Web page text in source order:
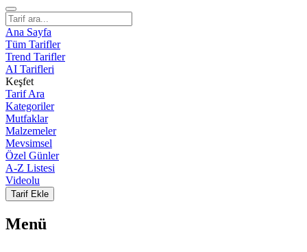
Ana Sayfa
Tüm Tarifler
Trend Tarifler
AI Tarifleri
Keşfet
Tarif Ara
Kategoriler
Mutfaklar
Malzemeler
Mevsimsel
Özel Günler
A-Z Listesi
Videolu
Tarif Ekle
Menü